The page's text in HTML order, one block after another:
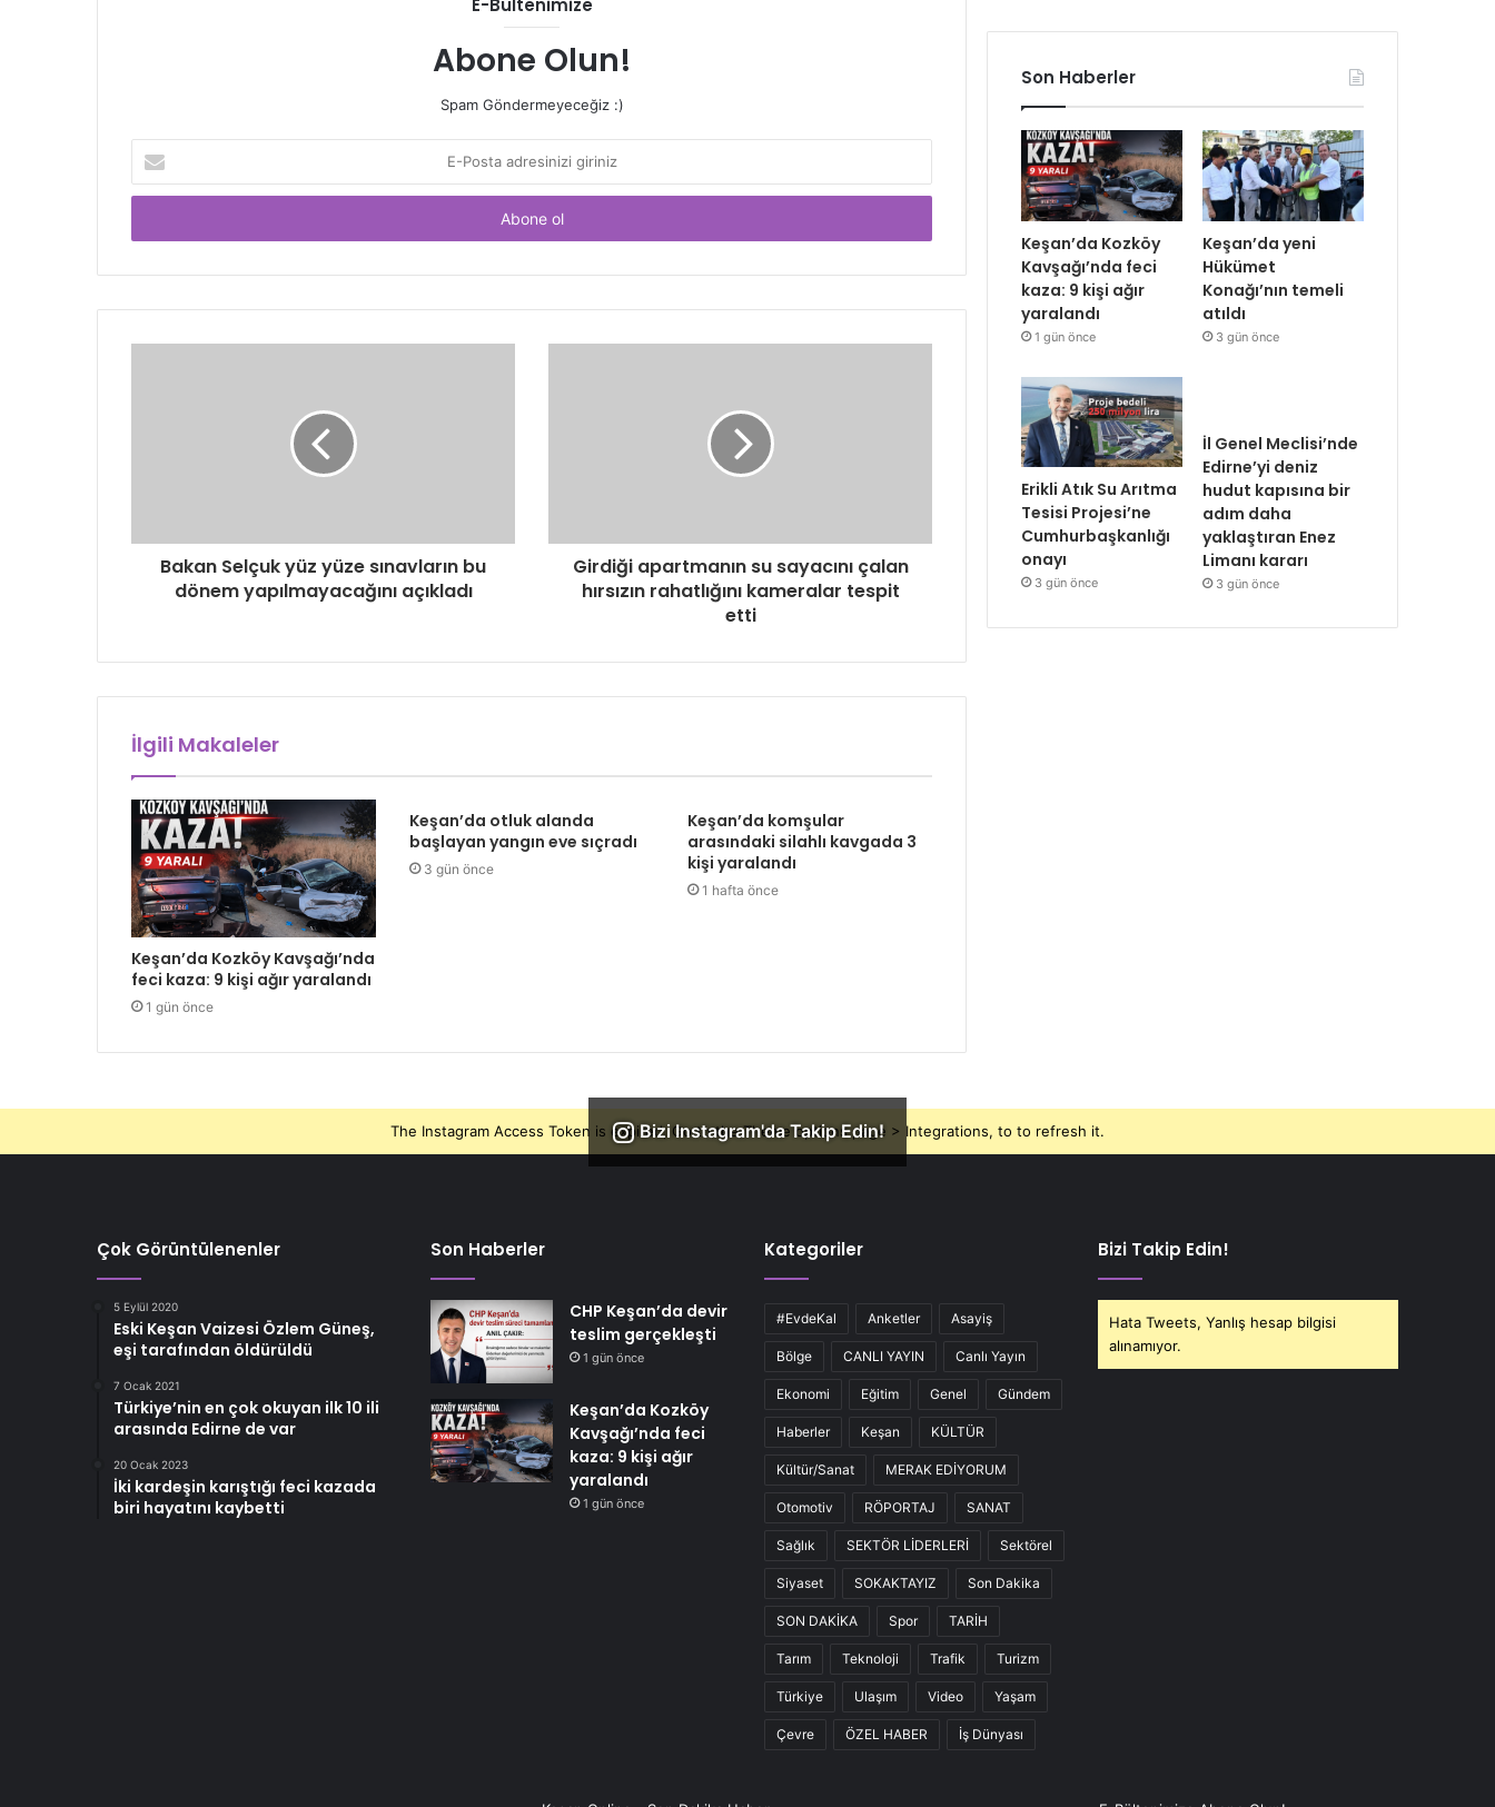
E-Bültenimize
Abone Olun!
Spam Göndermeyeceğiz :)
Posta
adresinizi
Bakan Selçuk yüz yüze sınavların bu
dönem yapılmayacağını açıkladı
Girdiği apartmanın su sayacını çalan
hırsızın rahatlığını kameralar tespit
etti
İlgili Makaleler
Keşan’da Kozköy Kavşağı’nda
feci kaza: 9 kişi ağır yaralandı
1 gün önce
Keşan’da otluk alanda
başlayan yangın eve sıçradı
3 gün önce
Keşan’da komşular
arasındaki silahlı kavgada 3
kişi yaralandı
1 hafta önce
Son Haberler
Keşan’da Kozköy
Kavşağı’nda feci
kaza: 9 kişi ağır
yaralandı
1 gün önce
Keşan’da yeni
Hükümet
Konağı’nın temeli
atıldı
3 gün önce
Erikli Atık Su Arıtma
Tesisi Projesi’ne
Cumhurbaşkanlığı
onayı
3 gün önce
İl Genel Meclisi’nde
Edirne’yi deniz
hudut kapısına bir
adım daha
yaklaştıran Enez
Limanı kararı
3 gün önce
Bizi Instagram'da Takip Edin!
The Instagram Access Token is expired, Go to the Theme options page > Integrations, to to refresh it.
Çok Görüntülenenler
5 Eylül 2020
Eski Keşan Vaizesi Özlem Güneş,
eşi tarafından öldürüldü
7 Ocak 2021
Türkiye’nin en çok okuyan ilk 10 ili
arasında Edirne de var
20 Ocak 2023
İki kardeşin karıştığı feci kazada
biri hayatını kaybetti
Son Haberler
CHP Keşan’da devir
teslim gerçekleşti
1 gün önce
Keşan’da Kozköy
Kavşağı’nda feci
kaza: 9 kişi ağır
yaralandı
1 gün önce
Kategoriler
#EvdeKal Anketler Asayiş
Bölge CANLI YAYIN Canlı Yayın
Ekonomi Eğitim Genel Gündem
Haberler Keşan KÜLTÜR
Kültür/Sanat MERAK EDİYORUM
Otomotiv RÖPORTAJ SANAT
Sağlık SEKTÖR LİDERLERİ Sektörel
Siyaset SOKAKTAYIZ Son Dakika
SON DAKİKA Spor TARİH
Tarım Teknoloji Trafik Turizm
Türkiye Ulaşım Video Yaşam
Çevre ÖZEL HABER İş Dünyası
Bizi Takip Edin!
Hata Tweets, Yanlış hesap bilgisi
alınamıyor.